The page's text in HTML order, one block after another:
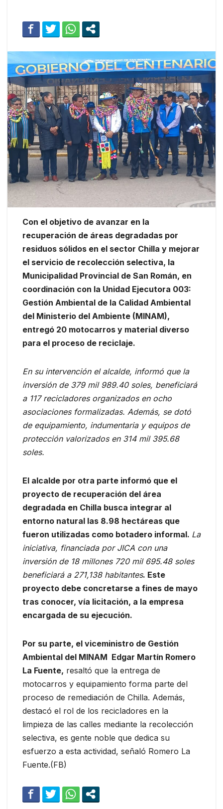
Con el objetivo de avanzar en la
recuperación de áreas degradadas por
residuos sólidos en el sector Chilla y mejorar
el servicio de recolección selectiva, la
Municipalidad Provincial de San Román, en
coordinación con la Unidad Ejecutora 003:
Gestión Ambiental de la Calidad Ambiental
del Ministerio del Ambiente (MINAM),
entregó 20 motocarros y material diverso
para el proceso de reciclaje.
En su intervención el alcalde, informó que la
inversión de 379 mil 989.40 soles, beneficiará
a 117 recicladores organizados en ocho
asociaciones formalizadas. Además, se dotó
de equipamiento, indumentaria y equipos de
protección valorizados en 314 mil 395.68
soles.
El alcalde por otra parte informó que el
proyecto de recuperación del área
degradada en Chilla busca integrar al
entorno natural las 8.98 hectáreas que
fueron utilizadas como botadero informal. La
iniciativa, financiada por JICA con una
inversión de 18 millones 720 mil 695.48 soles
beneficiará a 271,138 habitantes. Este
proyecto debe concretarse a fines de mayo
tras conocer, vía licitación, a la empresa
encargada de su ejecución.
Por su parte, el viceministro de Gestión
Ambiental del MINAM Edgar Martín Romero
La Fuente, resaltó que la entrega de
motocarros y equipamiento forma parte del
proceso de remediación de Chilla. Además,
destacó el rol de los recicladores en la
limpieza de las calles mediante la recolección
selectiva, es gente noble que dedica su
esfuerzo a esta actividad, señaló Romero La
Fuente.(FB)